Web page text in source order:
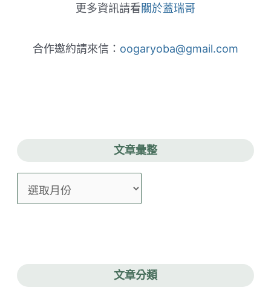
更多資訊請看關於蓋瑞哥
合作邀約請來信： oogaryoba@gmail.com
文章彙整
章
文章分類